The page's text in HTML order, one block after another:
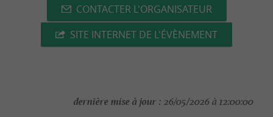
CONTACTER L'ORGANISATEUR
SITE INTERNET DE L'ÉVÈNEMENT
dernière mise à jour : 26/05/2026 à 12:00:00